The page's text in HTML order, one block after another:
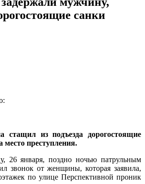
санки
стащил из подъезда дорогостоящие
место преступления.
26 января, поздно ночью патрульным
звонок от женщины, которая заявила,
по улице Перспективной проник